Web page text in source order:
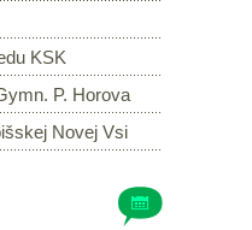
KSK
P. Horova
Novej Vsi